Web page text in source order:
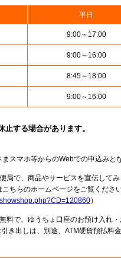
平日
9:00～17:00
9:00～16:00
8:45～18:00
9:00～16:00
する場合があります。
スマホ等からのWebでの申込みと
局で、商品やサービスを宣伝して
ちらのホームページをご覧くださ
）
料で、ゆうちょ口座のお預け入れ
き出しは、別途、ATM硬貨預払料